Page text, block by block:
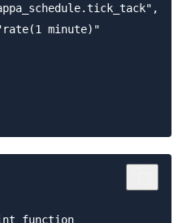
minute)"